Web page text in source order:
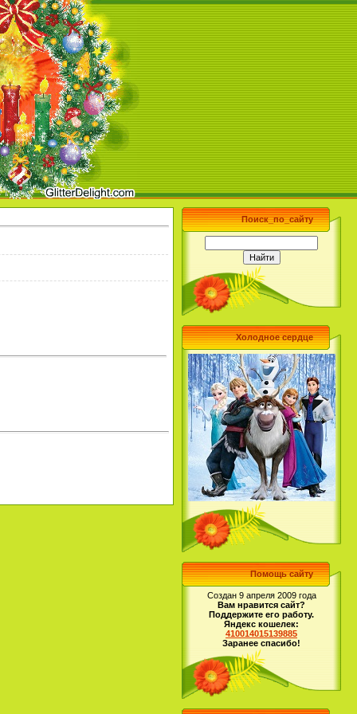
Поиск_по_сайту
Холодное сердце
Помощь сайту
Создан 9 апреля 2009 года
Вам нравится сайт?
Поддержите его работу.
Яндекс кошелек:
410014015139885
Заранее спасибо!